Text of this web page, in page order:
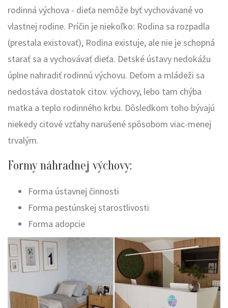
rodinná výchova - dieťa nemôže byť vychovávané vo
vlastnej rodine. Príčin je niekoľko: Rodina sa rozpadla
(prestala existovať), Rodina existuje, ale nie je schopná
starať sa a vychovávať dieťa. Detské ústavy nedokážu
úplne nahradiť rodinnú výchovu. Deťom a mládeži sa
nedostáva dostatok citov. výchovy, lebo tam chýba
matka a teplo rodinného krbu. Dôsledkom toho bývajú
niekedy citové vzťahy narušené spôsobom viac-menej
trvalým.
Formy náhradnej výchovy:
Forma ústavnej činnosti
Forma pestúnskej starostlivosti
Forma adopcie